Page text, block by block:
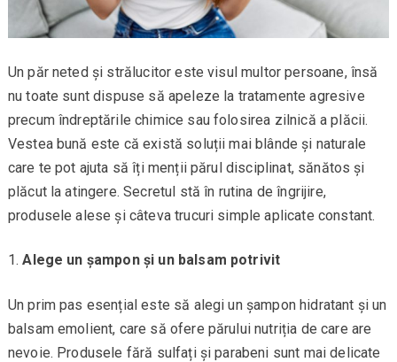
Un păr neted și strălucitor este visul multor persoane, însă
nu toate sunt dispuse să apeleze la tratamente agresive
precum îndreptările chimice sau folosirea zilnică a plăcii.
Vestea bună este că există soluții mai blânde și naturale
care te pot ajuta să îți menții părul disciplinat, sănătos și
plăcut la atingere. Secretul stă în rutina de îngrijire,
produsele alese și câteva trucuri simple aplicate constant.
Alege un șampon și un balsam potrivit
Un prim pas esențial este să alegi un șampon hidratant și un
balsam emolient, care să ofere părului nutriția de care are
nevoie. Produsele fără sulfați și parabeni sunt mai delicate